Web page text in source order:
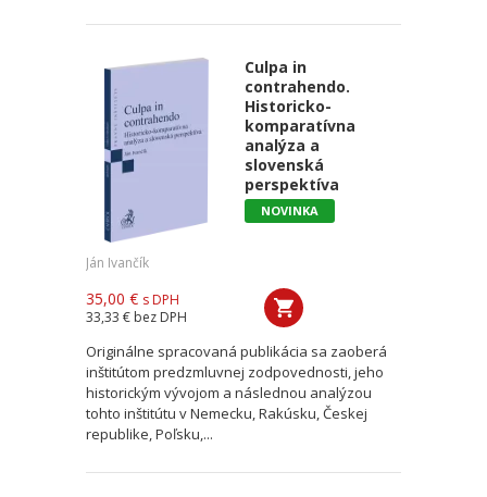
Culpa in
contrahendo.
Historicko-
komparatívna
analýza a
slovenská
perspektíva
NOVINKA
Ján Ivančík
35,00 € s DPH
33,33 € bez DPH
Originálne spracovaná publikácia sa zaoberá
inštitútom predzmluvnej zodpovednosti, jeho
historickým vývojom a následnou analýzou
tohto inštitútu v Nemecku, Rakúsku, Českej
republike, Poľsku,...